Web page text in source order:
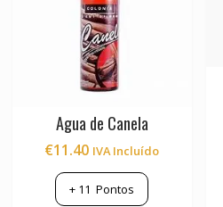
Agua de Canela
€11.40 IVA Incluído
+ 11 Pontos